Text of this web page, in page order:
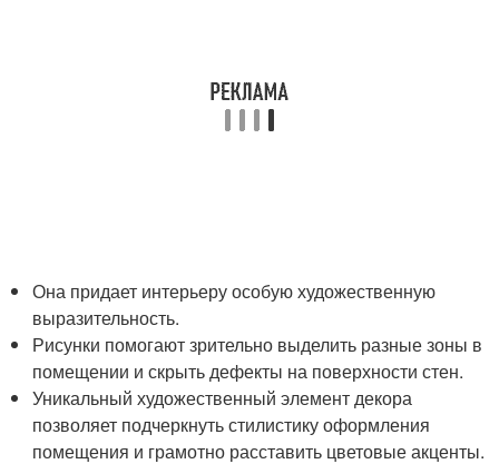
Она придает интерьеру особую художественную
выразительность.
Рисунки помогают зрительно выделить разные зоны в
помещении и скрыть дефекты на поверхности стен.
Уникальный художественный элемент декора
позволяет подчеркнуть стилистику оформления
помещения и грамотно расставить цветовые акценты.